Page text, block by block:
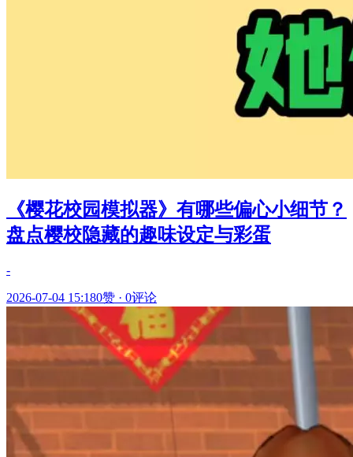
《樱花校园模拟器》有哪些偏心小细节？
盘点樱校隐藏的趣味设定与彩蛋
-
2026-07-04 15:180赞 · 0评论